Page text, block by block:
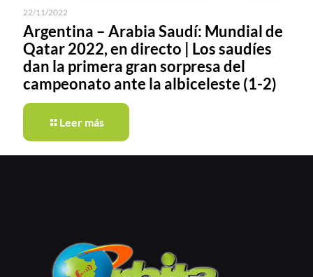
22/11/2022
Argentina – Arabia Saudí: Mundial de
Qatar 2022, en directo | Los saudíes
dan la primera gran sorpresa del
campeonato ante la albiceleste (1-2)
Leer más